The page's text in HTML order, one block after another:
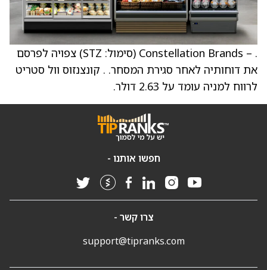
. – Constellation Brands (סימול: STZ) צפויה לפרסם
את דוחותיה לאחר סגירת המסחר. . קונצנזוס וול סטריט
לרווח למניה עומד על 2.63 דולר.
חפשו אותנו -
צרו קשר -
support@tipranks.com